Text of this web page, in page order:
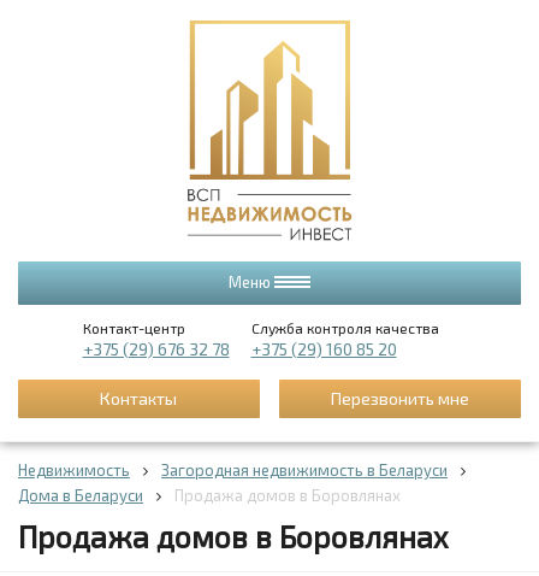
Меню
Контакт-центр
+375 (29) 676 32 78
Служба контроля качества
+375 (29) 160 85 20
Контакты Перезвонить мне
Недвижимость
Загородная недвижимость в Беларуси
Дома в Беларуси
Продажа домов в Боровлянах
Продажа домов в Боровлянах